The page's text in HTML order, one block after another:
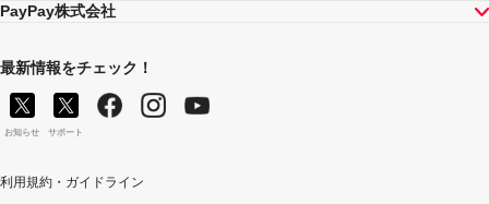
PayPay株式会社
最新情報をチェック！
お知らせ サポート
利用規約・ガイドライン